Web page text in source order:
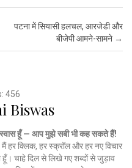
पटना में सियासी हलचल, आरजेडी और
बीजेपी आमने-सामने →
456
Biswas
हूँ — आप मुझे सबी भी कह सकते हैं!
हर क्लिक, हर स्क्रॉल और हर नए विचार
हूँ। चाहे दिल से लिखे गए शब्दों से जुड़ाव